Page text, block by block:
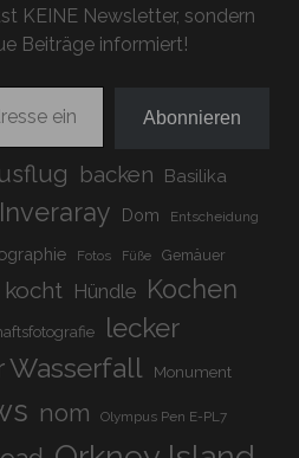
KEINE Newsletter, sondern
Beiträge informiert!
Abonnieren
backen Basilika
Dom Entscheidung
Fotos Füße Gemäuer
kocht Hündle Kochen
lecker
Wasserfall Monument
nom Olympus Pen E-PL7